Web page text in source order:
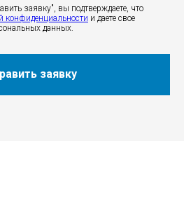
заявку", вы подтверждаете, что
конфиденциальности и даете свое
данных.
заявку